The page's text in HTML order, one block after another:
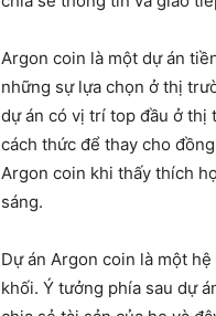
Argon coin là một dự án
những sự lựa chọn ở thị
dự án có vị trí top đầu ở thị
cách thức để thay cho
Argon coin khi thấy thích
sáng.
Dự án Argon coin là một
khối. Ý tưởng phía sau dự